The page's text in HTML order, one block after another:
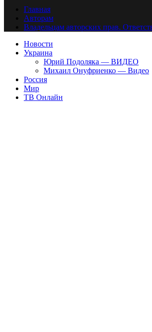
Главная
Авторам
Владельцам авторских прав.
Новости
Украина
Юрий Подоляка — ВИДЕО
Михаил Онуфриенко — Видео
Россия
Мир
ТВ Онлайн